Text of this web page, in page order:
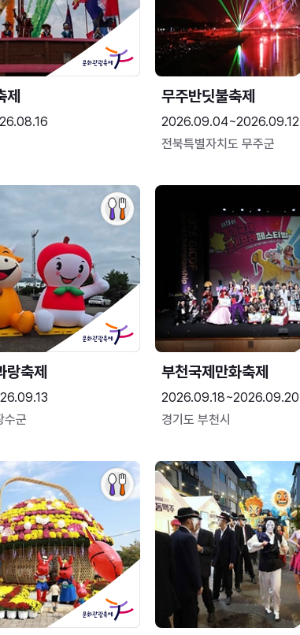
제 무주반딧불축제
2026.09.04~2026.09.12
전북특별자치도 무주군
랑축제
수군
부천국제만화축제
2026.09.18~2026.09.20
경기도 부천시